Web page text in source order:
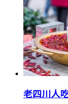
老四川人